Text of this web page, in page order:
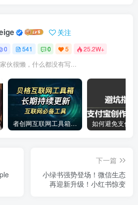
关注
0 541 0 5 25.2W+
伙很懒，什么都没有写...
者创网互联网工具箱合集
下一篇
小绿书强势登场！微信生态
再迎新升级！小红书惊变